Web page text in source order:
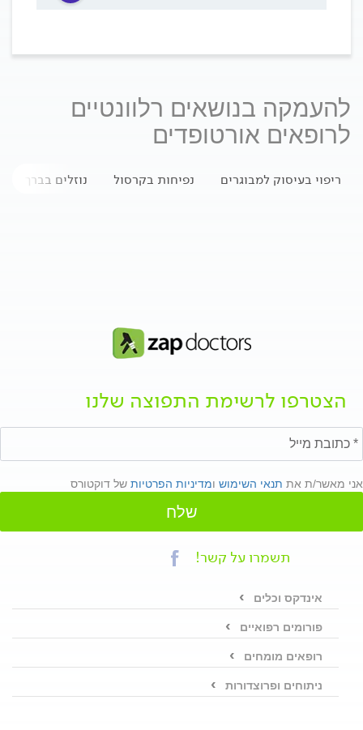
להעמקה בנושאים רלוונטיים
לרופאים אורטופדים
ריפוי בעיסוק למבוגרים נפיחות בקרסול נוזלים בברך
הצטרפו לרשימת התפוצה שלנו
אני מאשר/ת את תנאי השימוש ומדיניות הפרטיות של דוקטורס
שלח
תשמרו על קשר!
אינדקס וכלים
פורומים רפואיים
רופאים מומחים
ניתוחים ופרוצדורות